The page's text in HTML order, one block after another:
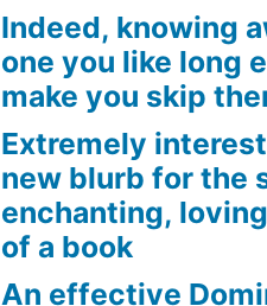
Indeed, knowing
one you like long
make you skip
Extremely
new blurb for the
enchanting,
of a book
An effective